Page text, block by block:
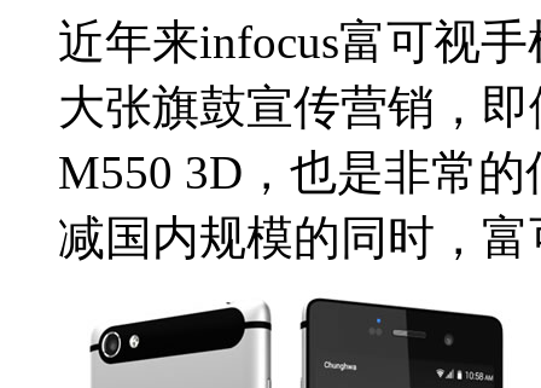
近年来infocus富可视
大张旗鼓宣传营销，
M550 3D，也是非常
减国内规模的同时，